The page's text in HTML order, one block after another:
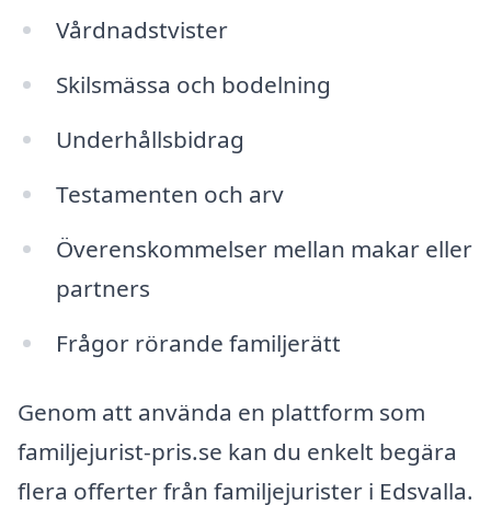
Vårdnadstvister
Skilsmässa och bodelning
Underhållsbidrag
Testamenten och arv
Överenskommelser mellan makar eller
partners
Frågor rörande familjerätt
Genom att använda en plattform som
familjejurist-pris.se kan du enkelt begära
flera offerter från familjejurister i Edsvalla.